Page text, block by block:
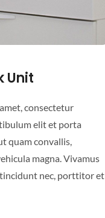
Unit
consectetur
elit et porta
quam convallis,
magna. Vivamus
nec, porttitor et